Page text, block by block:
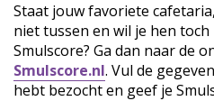
Staat jouw favoriete
niet tussen en wil je hen
Smulscore? Ga dan naar de
Smulscore.nl. Vul de
hebt bezocht en geef je